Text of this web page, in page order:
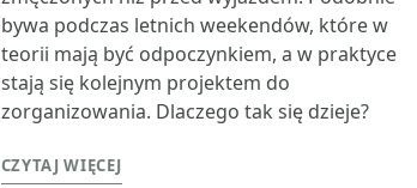
bywa podczas letnich weekendów, które w
teorii mają być odpoczynkiem, a w praktyce
stają się kolejnym projektem do
zorganizowania. Dlaczego tak się dzieje?
CZYTAJ WIĘCEJ